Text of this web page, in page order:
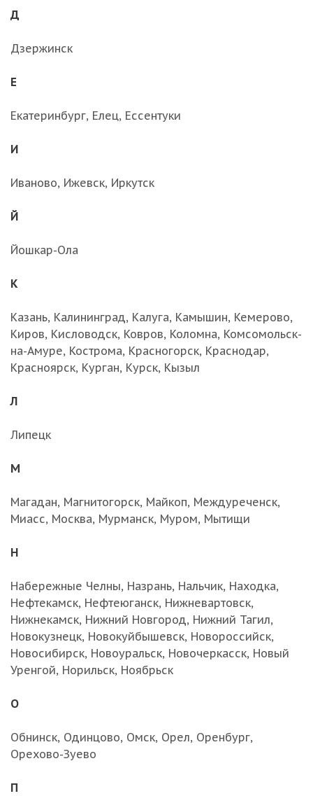
Д
Дзержинск
Е
Екатеринбург, Елец, Ессентуки
И
Иваново, Ижевск, Иркутск
Й
Йошкар-Ола
К
Казань, Калининград, Калуга, Камышин, Кемерово,
Киров, Кисловодск, Ковров, Коломна, Комсомольск-
на-Амуре, Кострома, Красногорск, Краснодар,
Красноярск, Курган, Курск, Кызыл
Л
Липецк
М
Магадан, Магнитогорск, Майкоп, Междуреченск,
Миасс, Москва, Мурманск, Муром, Мытищи
Н
Набережные Челны, Назрань, Нальчик, Находка,
Нефтекамск, Нефтеюганск, Нижневартовск,
Нижнекамск, Нижний Новгород, Нижний Тагил,
Новокузнецк, Новокуйбышевск, Новороссийск,
Новосибирск, Новоуральск, Новочеркасск, Новый
Уренгой, Норильск, Ноябрьск
О
Обнинск, Одинцово, Омск, Орел, Оренбург,
Орехово-Зуево
П